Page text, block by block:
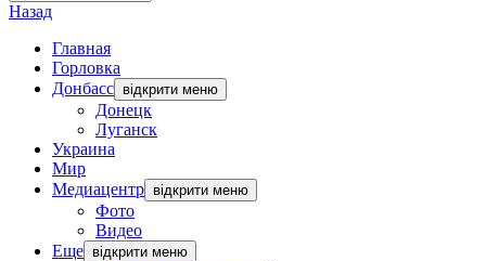
Назад
Главная
Горловка
Донбасс відкрити меню
Донецк
Луганск
Украина
Мир
Медиацентр відкрити меню
Фото
Видео
Еще відкрити меню